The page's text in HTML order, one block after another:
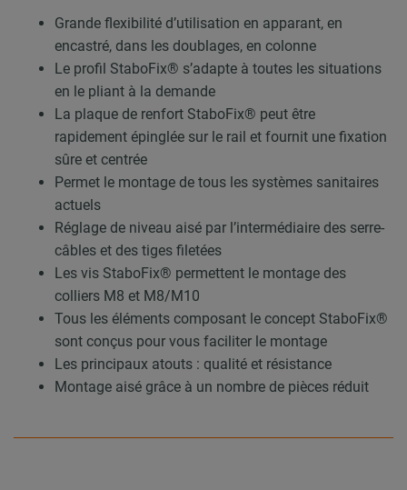
Grande flexibilité d’utilisation en apparant, en
encastré, dans les doublages, en colonne
Le profil StaboFix® s’adapte à toutes les situations
en le pliant à la demande
La plaque de renfort StaboFix® peut être
rapidement épinglée sur le rail et fournit une fixation
sûre et centrée
Permet le montage de tous les systèmes sanitaires
actuels
Réglage de niveau aisé par l’intermédiaire des serre-
câbles et des tiges filetées
Les vis StaboFix® permettent le montage des
colliers M8 et M8/M10
Tous les éléments composant le concept StaboFix®
sont conçus pour vous faciliter le montage
Les principaux atouts : qualité et résistance
Montage aisé grâce à un nombre de pièces réduit